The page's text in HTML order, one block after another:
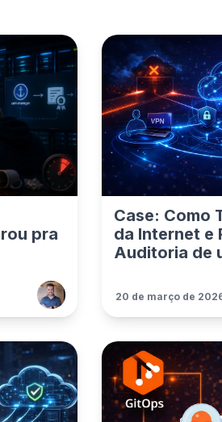
pra
Case: Como
da Internet e
Auditoria de
20 de março de